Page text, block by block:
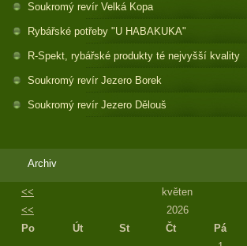
Soukromý revír Velká Kopa
Rybářské potřeby "U HABAKUKA"
R-Spekt, rybářské produkty té nejvyšší kvality
Soukromý revír Jezero Borek
Soukromý revír Jezero Dělouš
Archiv
<< květen
<<
2026
Po
Út St Čt Pá